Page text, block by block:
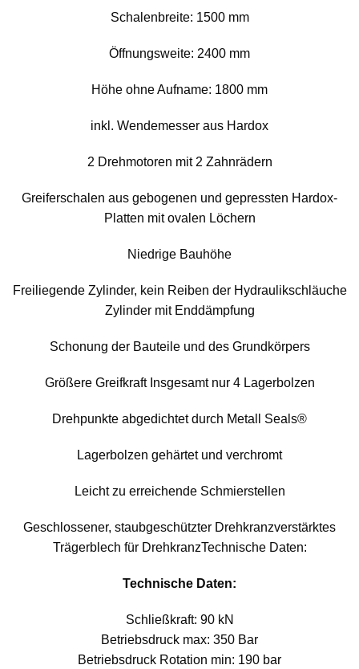
Schalenbreite: 1500 mm
Öffnungsweite: 2400 mm
Höhe ohne Aufname: 1800 mm
inkl. Wendemesser aus Hardox
2 Drehmotoren mit 2 Zahnrädern
Greiferschalen aus gebogenen und gepressten Hardox-
Platten mit ovalen Löchern
Niedrige Bauhöhe
Freiliegende Zylinder, kein Reiben der Hydraulikschläuche
Zylinder mit Enddämpfung
Schonung der Bauteile und des Grundkörpers
Größere Greifkraft Insgesamt nur 4 Lagerbolzen
Drehpunkte abgedichtet durch Metall Seals®
Lagerbolzen gehärtet und verchromt
Leicht zu erreichende Schmierstellen
Geschlossener, staubgeschützter Drehkranzverstärktes
Trägerblech für DrehkranzTechnische Daten:
Technische Daten:
Schließkraft: 90 kN
Betriebsdruck max: 350 Bar
Betriebsdruck Rotation min: 190 bar